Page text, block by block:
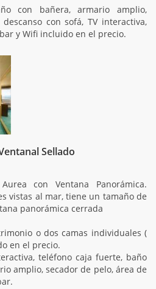
con bañera, armario amplio,
con sofá, TV interactiva,
y Wifi incluido en el precio.
Sellado
con Ventana Panorámica.
vistas al mar, tiene un tamaño de
panorámica cerrada
o dos camas individuales (
en el precio.
teléfono caja fuerte, baño
amplio, secador de pelo, área de